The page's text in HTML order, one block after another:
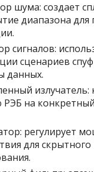
шума: создает
диапазона для
сигналов:
сценариев
данных.
излучатель:
РЭБ на
регулирует
для